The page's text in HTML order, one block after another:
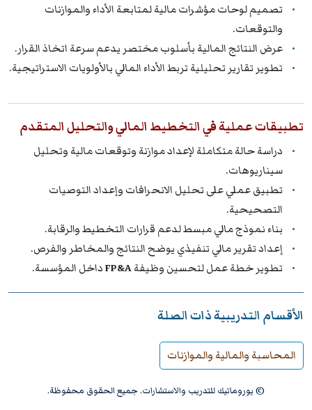
تصميم لوحات مؤشرات مالية لمتابعة الأداء والموازنات
والتوقعات.
عرض النتائج المالية بأسلوب مختصر يدعم سرعة اتخاذ القرار.
تطوير تقارير تحليلية تربط الأداء المالي بالأولويات الاستراتيجية.
تطبيقات عملية في التخطيط المالي والتحليل المتقدم
دراسة حالة متكاملة لإعداد موازنة وتوقعات مالية وتحليل
سيناريوهات.
تطبيق عملي على تحليل الانحرافات وإعداد التوصيات
التصحيحية.
بناء نموذج مالي مبسط لدعم قرارات التخطيط والرقابة.
إعداد تقرير مالي تنفيذي يوضح النتائج والمخاطر والفرص.
تطوير خطة عمل لتحسين وظيفةFP&Aداخل المؤسسة.
الأقسام التدريبية ذات الصلة
المحاسبة والمالية والموازنات
© يوروماتيك للتدريب والاستشارات. جميع الحقوق محفوظة.